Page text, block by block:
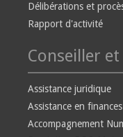
Délibérations et
Rapport d'activité
Conseiller
Assistance juridique
Assistance en
Accompagnement